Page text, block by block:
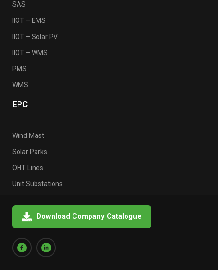
SAS
IIOT – EMS
IIOT – Solar PV
IIOT – WMS
PMS
WMS
EPC
Wind Mast
Solar Parks
OHT Lines
Unit Substations
Download Company Catalogue